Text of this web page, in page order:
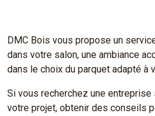
DMC Bois vous propose un
dans votre salon, une ambiance
dans le choix du parquet adapté
Si vous recherchez une
votre projet, obtenir des conseils